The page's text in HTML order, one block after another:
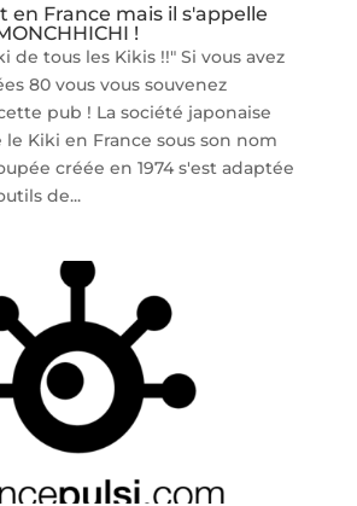
en France mais il s'appelle
!
de tous les Kikis !!" Si vous avez
80 vous vous souvenez
pub ! La société japonaise
Kiki en France sous son nom
créée en 1974 s'est adaptée
de...